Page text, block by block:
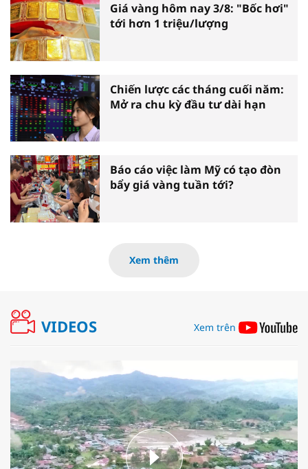
Giá vàng hôm nay 3/8: "Bốc hơi"
tới hơn 1 triệu/lượng
Chiến lược các tháng cuối năm:
Mở ra chu kỳ đầu tư dài hạn
Báo cáo việc làm Mỹ có tạo đòn
bẩy giá vàng tuần tới?
Xem thêm
VIDEOS Xem trên